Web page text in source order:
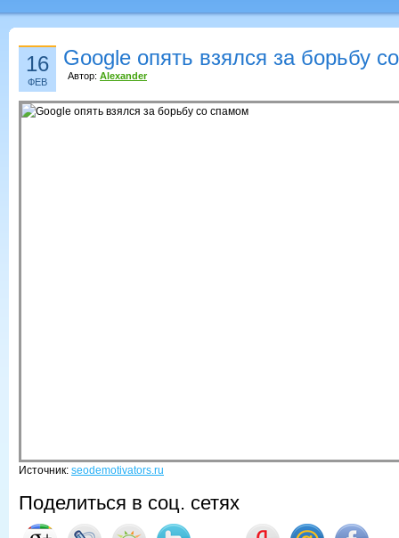
16
ФЕВ
Google опять взялся за борьбу
Автор: Alexander
Источник: seodemotivators.ru
Поделиться в соц. сетях